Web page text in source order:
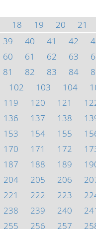
18 19 20 21
39 40 41 42
60 61 62 63
81 82 83 84
102 103 104
119 120 121
136 137 138
153 154 155
170 171 172
187 188 189
204 205 206
221 222 223
238 239 240
255 256 257